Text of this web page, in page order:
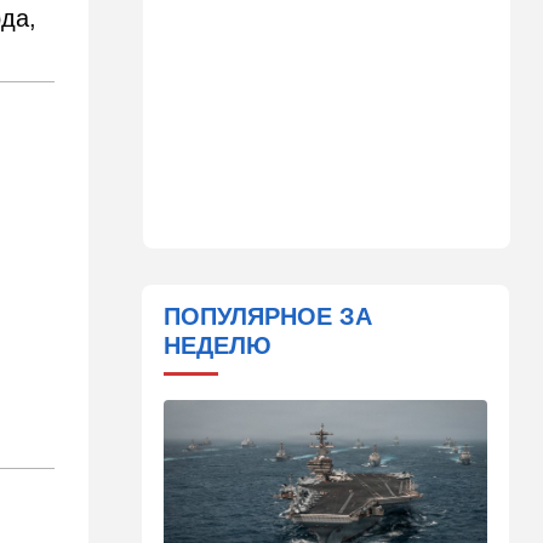
боевой беспилотник нового
поколения
Стоп Израилю, стоп
Америке: в Иране готовят
законопроект по Ормузу
07:20 Технологии
ПОПУЛЯРНОЕ ЗА
НЕДЕЛЮ